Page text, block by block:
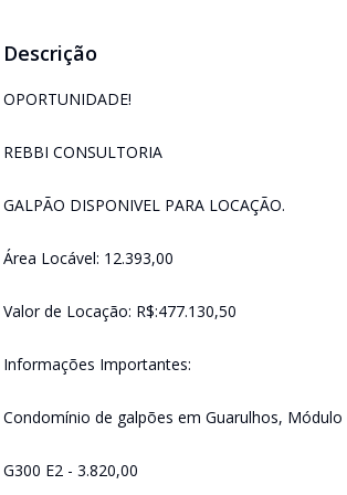
Descrição
OPORTUNIDADE!
REBBI CONSULTORIA
GALPÃO DISPONIVEL PARA LOCAÇÃO.
Área Locável: 12.393,00
Valor de Locação: R$:477.130,50
Informações Importantes:
Condomínio de galpões em Guarulhos, Módulo
G300 E2 - 3.820,00